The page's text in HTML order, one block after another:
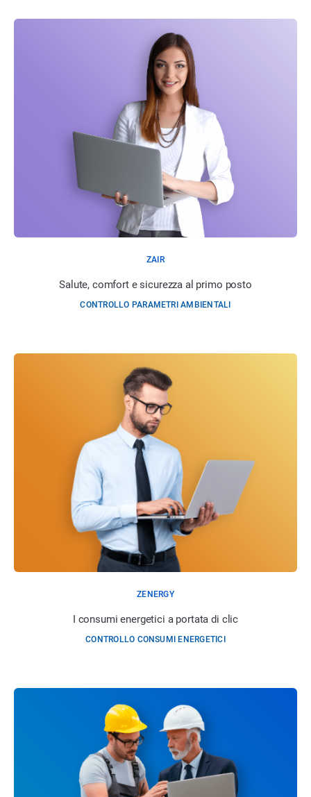
ZAIR
Salute, comfort e sicurezza al primo posto
CONTROLLO PARAMETRI AMBIENTALI
ZENERGY
I consumi energetici a portata di clic
CONTROLLO CONSUMI ENERGETICI